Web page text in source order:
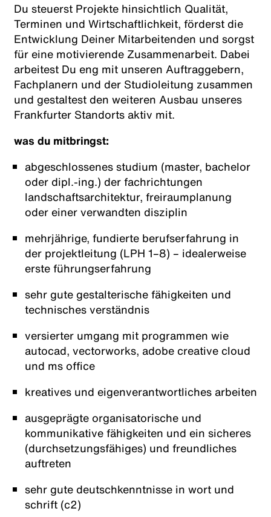
Du steuerst Projekte hinsichtlich Qualität,
Terminen und Wirtschaftlichkeit, förderst die
Entwicklung Deiner Mitarbeitenden und sorgst
für eine motivierende Zusammenarbeit. Dabei
arbeitest Du eng mit unseren Auftraggebern,
Fachplanern und der Studioleitung zusammen
und gestaltest den weiteren Ausbau unseres
Frankfurter Standorts aktiv mit.
was du mitbringst:
abgeschlossenes studium (master, bachelor
oder dipl.-ing.) der fachrichtungen
landschaftsarchitektur, freiraumplanung
oder einer verwandten disziplin
mehrjährige, fundierte berufserfahrung in
der projektleitung (LPH 1–8) – idealerweise
erste führungserfahrung
sehr gute gestalterische fähigkeiten und
technisches verständnis
versierter umgang mit programmen wie
autocad, vectorworks, adobe creative cloud
und ms office
kreatives und eigenverantwortliches arbeiten
ausgeprägte organisatorische und
kommunikative fähigkeiten und ein sicheres
(durchsetzungsfähiges) und freundliches
auftreten
sehr gute deutschkenntnisse in wort und
schrift (c2)